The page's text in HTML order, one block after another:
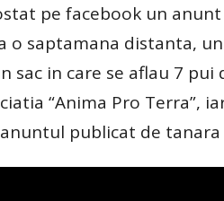
pe facebook un
o saptamana distanta,
sac in care se aflau 7
“Anima Pro Terra”,
publicat de